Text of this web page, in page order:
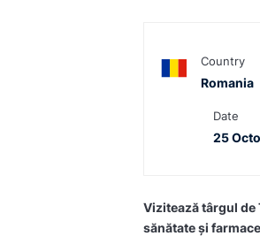
Country
Romania
Date
25
Vizitează târgul de
sănătate și